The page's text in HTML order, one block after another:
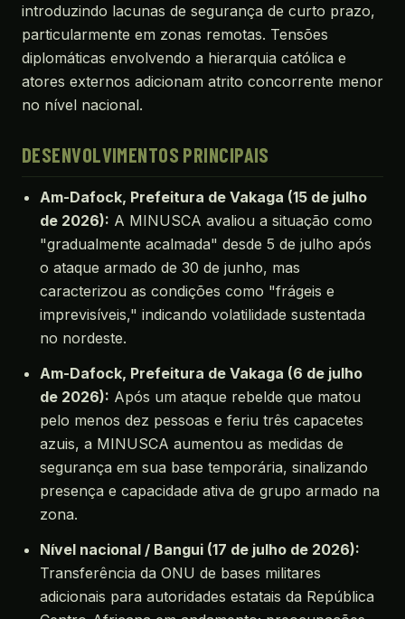
introduzindo lacunas de segurança de curto prazo,
particularmente em zonas remotas. Tensões
diplomáticas envolvendo a hierarquia católica e
atores externos adicionam atrito concorrente menor
no nível nacional.
DESENVOLVIMENTOS PRINCIPAIS
Am-Dafock, Prefeitura de Vakaga (15 de julho
de 2026): A MINUSCA avaliou a situação como
"gradualmente acalmada" desde 5 de julho após
o ataque armado de 30 de junho, mas
caracterizou as condições como "frágeis e
imprevisíveis," indicando volatilidade sustentada
no nordeste.
Am-Dafock, Prefeitura de Vakaga (6 de julho
de 2026): Após um ataque rebelde que matou
pelo menos dez pessoas e feriu três capacetes
azuis, a MINUSCA aumentou as medidas de
segurança em sua base temporária, sinalizando
presença e capacidade ativa de grupo armado na
zona.
Nível nacional / Bangui (17 de julho de 2026):
Transferência da ONU de bases militares
adicionais para autoridades estatais da República